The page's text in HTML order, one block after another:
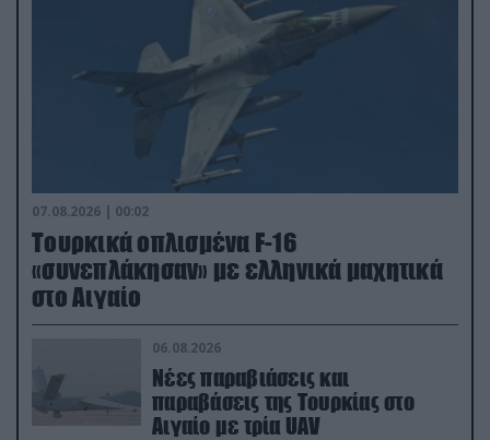
07.08.2026 | 00:02
Τουρκικά οπλισμένα F-16
«συνεπλάκησαν» με ελληνικά μαχητικά
στο Αιγαίο
06.08.2026
Νέες παραβιάσεις και
παραβάσεις της Τουρκίας στο
Αιγαίο με τρία UAV